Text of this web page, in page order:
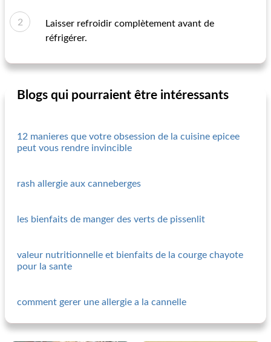
Laisser refroidir complètement avant de
réfrigérer.
Blogs qui pourraient être intéressants
12 manieres que votre obsession de la cuisine epicee
peut vous rendre invincible
rash allergie aux canneberges
les bienfaits de manger des verts de pissenlit
valeur nutritionnelle et bienfaits de la courge chayote
pour la sante
comment gerer une allergie a la cannelle